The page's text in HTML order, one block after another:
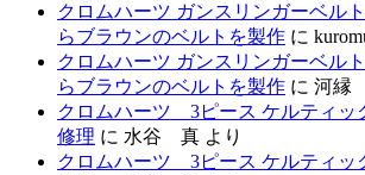
クロムハーツ ガンスリンガーベル
らブラウンのベルトを製作 に
クロムハーツ ガンスリンガーベル
らブラウンのベルトを製作 に 河縁
クロムハーツ 3ピース ケルティッ
修理 に 水谷 真 より
クロムハーツ 3ピース ケルティッ